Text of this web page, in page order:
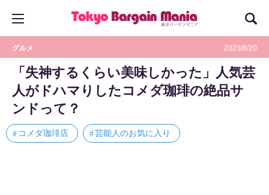
グルメ 2023/8/20
「失神するくらい美味しかった」人気芸
人がドハマりしたコメダ珈琲の絶品サ
ンドって？
コメダ珈琲店 芸能人のお気に入り